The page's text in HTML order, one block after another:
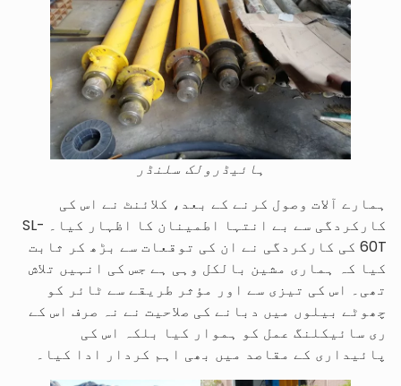
ہائیڈرولک سلنڈر
ہمارے آلات وصول کرنے کے بعد، کلائنٹ نے اس کی
کارکردگی سے بے انتہا اطمینان کا اظہار کیا۔ SL-
60T کی کارکردگی نے ان کی توقعات سے بڑھ کر ثابت
کیا کہ ہماری مشین بالکل وہی ہے جس کی انہیں تلاش
تھی۔ اس کی تیزی سے اور مؤثر طریقے سے ٹائر کو
چھوٹے بیلوں میں دبانے کی صلاحیت نے نہ صرف اس کے
ری سائیکلنگ عمل کو ہموار کیا بلکہ اس کی
پائیداری کے مقاصد میں بھی اہم کردار ادا کیا۔